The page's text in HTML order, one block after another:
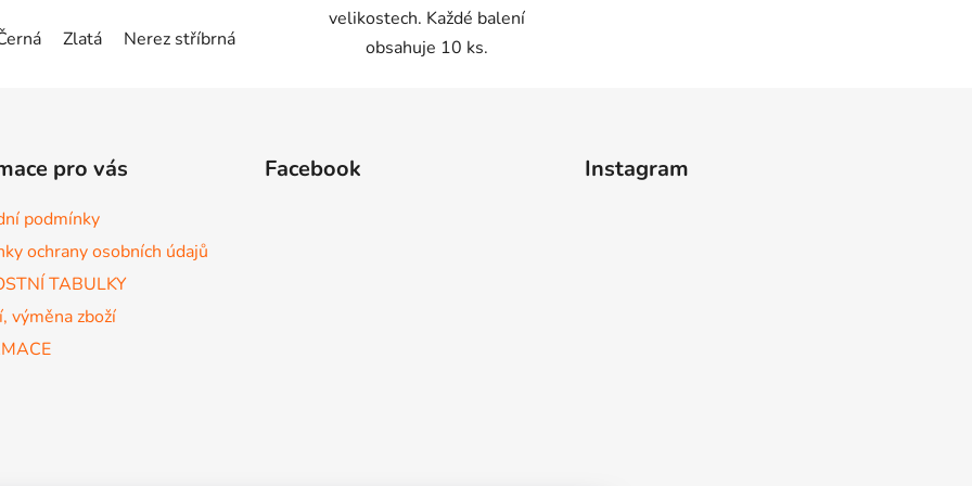
Zlatá Nerez stříbrná
velikostech. Každé balení
obsahuje 10 ks.
pro vás
podmínky
ochrany osobních údajů
TABULKY
výměna zboží
Facebook Instagram